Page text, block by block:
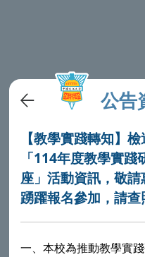
公告
【教學實踐轉知】
「114年度教學實
座」活動資訊，敬
踴躍報名參加，請查
一、本校為推動教學實